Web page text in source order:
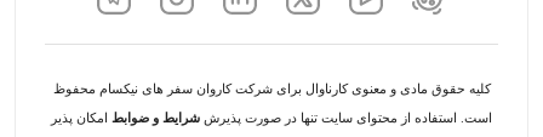
کلیه حقوق مادی و معنوی کارناوال برای شرکت کاروان سفر های نیکسام محفوظ
است. استفاده از محتوای سایت تنها در صورت پذیرش شرایط و ضوابط امکان پذیر